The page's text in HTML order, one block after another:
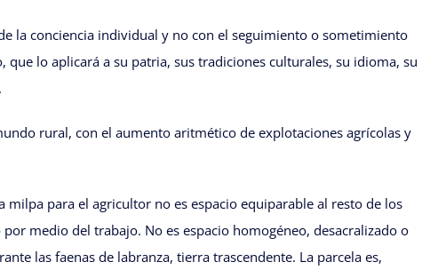
la conciencia individual y no con el seguimiento o sometimiento
lo aplicará a su patria, sus tradiciones culturales, su idioma, su
rural, con el aumento aritmético de explotaciones agrícolas y
para el agricultor no es espacio equiparable al resto de los
medio del trabajo. No es espacio homogéneo, desacralizado o
las faenas de labranza, tierra trascendente. La parcela es,